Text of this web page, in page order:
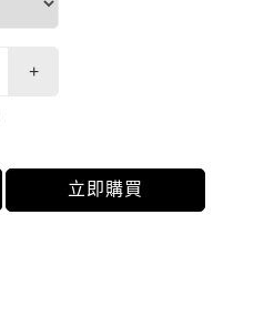
+
立即購買